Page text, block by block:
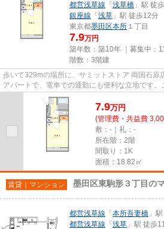
都営浅草線 「 浅草橋 」駅 徒
銀座線 「 浅草 」駅 徒歩12分
東京都墨田区本所 １丁目
7.9万円
築年数：築10年 ｜募集中：
階数：3階建
歩いて329mの場所に、サミットストア 両国石原
アパートで、電車での通勤にも便利な立地です
2駅利用できる場所にあり、行...
7.9万円
(管理費・共益費
敷：-｜礼：-
所在階：2階
間取り：1K
面積：18.82㎡
賃貸｜マンション 墨田区東駒形３丁目の
都営浅草線 「 本所吾妻橋 」
都営浅草線 「 浅草 」駅 徒歩